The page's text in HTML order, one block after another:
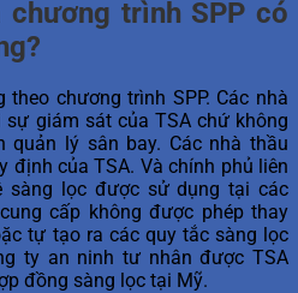
chương trình SPP có
chương trình SPP. Các nhà
giám sát của TSA chứ không
quản lý sân bay. Các nhà thầu
định của TSA. Và chính phủ liên
sàng lọc được sử dụng tại các
cấp không được phép thay
tự tạo ra các quy tắc sàng lọc
ty an ninh tư nhân được TSA
đồng sàng lọc tại Mỹ.